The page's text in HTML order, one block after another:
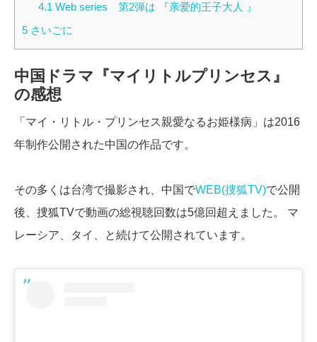
4.1 Web series 第2弾は 『亲爱的王子大人 』
5 さいごに
中国ドラマ『マイリトルプリンセス』
の感想
「マイ・リトル・プリンセス親愛なるお姫様病」は2016
年制作公開された中国の作品です。
その多くは台湾で撮影され、中国でWEB(捜狐TV)で公開
後、捜狐TVで動画の総視聴回数は5億回超えました。 マ
レーシア、タイ、と続けて公開されています。